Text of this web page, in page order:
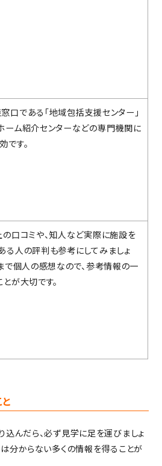
口である「地域包括支援センター」
ーム紹介センターなどの専門機関に
です。
の口コミや、知人など実際に施設を
る人の評判も参考にしてみましょ
まで個人の感想なので、参考情報の一
が大切です。
込んだら、必ず見学に足を運びましょ
分からない多くの情報を得ることが